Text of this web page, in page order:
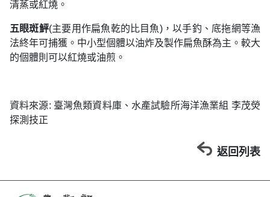
清蒸或紅燒。
五眼斑鮃(主要用作扁魚乾的比目魚)，以手釣、底拖網等漁
法終年可捕獲。中小型個體以油炸及製作扁魚酥為主。較大
的個體則可以紅燒或油煎。
資料來源: 臺灣魚類資料庫、水產試驗所海洋漁業組 李茂熒
探測技正
返回列表